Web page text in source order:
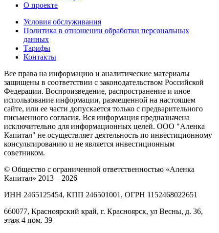
О проекте
Условия обслуживания
Политика в отношении обработки персональных
данных
Тарифы
Контакты
Все права на информацию и аналитические материалы
защищены в соответствии с законодательством Российской
Федерации. Воспроизведение, распространение и иное
использование информации, размещенной на настоящем
сайте, или ее части допускается только с предварительного
письменного согласия. Вся информация предназначена
исключительно для информационных целей. ООО "Аленка
Капитал" не осуществляет деятельность по инвестиционному
консультированию и не является инвестиционным
советником.
© Общество с ограниченной ответственностью «Аленка
Капитал» 2013—2026
ИНН 2465125454, КПП 246501001, ОГРН 1152468022651
660077, Красноярский край, г. Красноярск, ул Весны, д. 36,
этаж 4 пом. 39